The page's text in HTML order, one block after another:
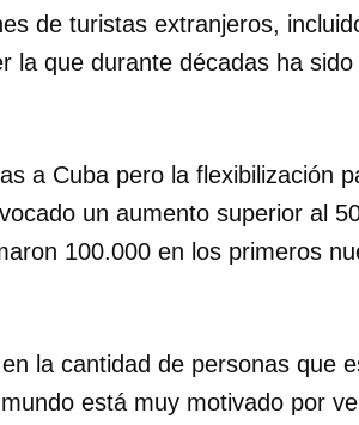
de turistas extranjeros,
la que durante décadas ha
a Cuba pero la flexibilización
un aumento superior al
100.000 en los primeros
la cantidad de personas que
está muy motivado por